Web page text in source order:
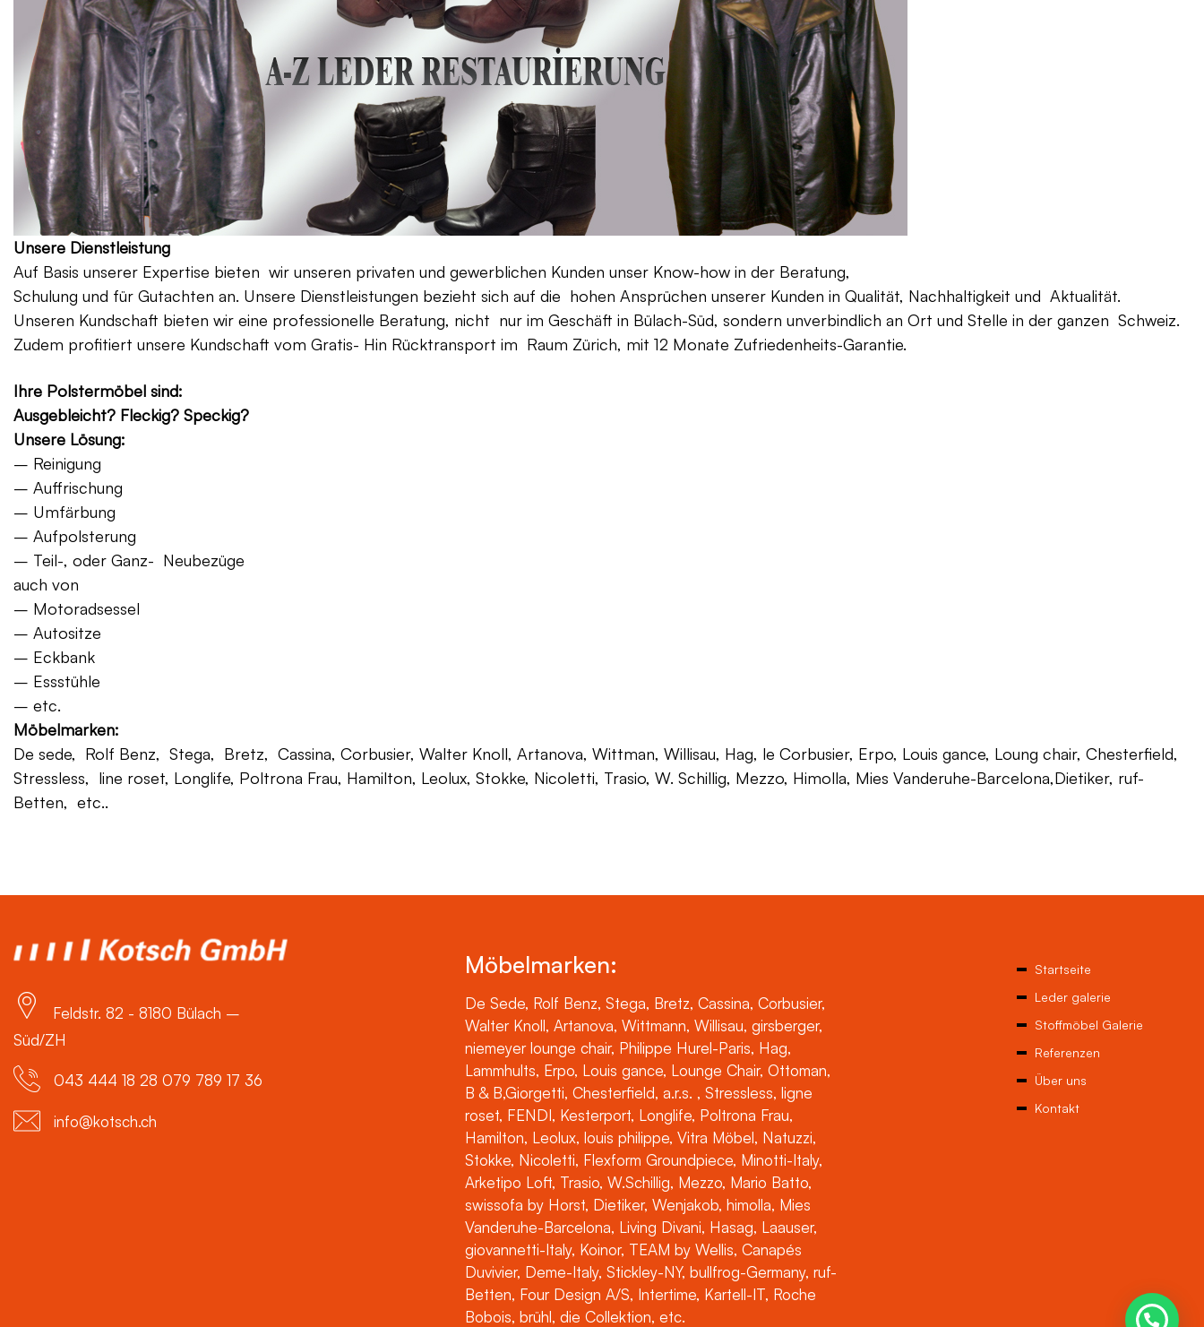
Unsere Dienstleistung
Auf Basis unserer Expertise bieten wir unseren privaten und gewerblichen Kunden unser Know-how in der Beratung,
Schulung und für Gutachten an. Unsere Dienstleistungen bezieht sich auf die hohen Ansprüchen unserer Kunden in Qualität, Nachhaltigkeit und Aktualität.
Unseren Kundschaft bieten wir eine professionelle Beratung, nicht nur im Geschäft in Bülach-Süd, sondern unverbindlich an Ort und Stelle in der ganzen Schweiz.
Zudem profitiert unsere Kundschaft vom Gratis- Hin Rücktransport im Raum Zürich, mit 12 Monate Zufriedenheits-Garantie.
Ihre Polstermöbel sind:
Ausgebleicht? Fleckig? Speckig?
Unsere Lösung:
– Reinigung
– Auffrischung
– Umfärbung
– Aufpolsterung
– Teil-, oder Ganz- Neubezüge
auch von
– Motoradsessel
– Autositze
– Eckbank
– Essstühle
– etc.
Möbelmarken:
De sede, Rolf Benz, Stega, Bretz, Cassina, Corbusier, Walter Knoll, Artanova, Wittman, Willisau, Hag, le Corbusier, Erpo, Louis gance, Loung chair, Chesterfield,
Stressless, line roset, Longlife, Poltrona Frau, Hamilton, Leolux, Stokke, Nicoletti, Trasio, W. Schillig, Mezzo, Himolla, Mies Vanderuhe-Barcelona,Dietiker, ruf-
Betten, etc..
Feldstr. 82 - 8180 Bülach –
Süd/ZH
043 444 18 28 079 789 17 36
info@kotsch.ch
Möbelmarken:
De Sede, Rolf Benz, Stega, Bretz, Cassina, Corbusier,
Walter Knoll, Artanova, Wittmann, Willisau, girsberger,
niemeyer lounge chair, Philippe Hurel-Paris, Hag,
Lammhults, Erpo, Louis gance, Lounge Chair, Ottoman,
B & B,Giorgetti, Chesterfield, a.r.s. , Stressless, ligne
roset, FENDI, Kesterport, Longlife, Poltrona Frau,
Hamilton, Leolux, louis philippe, Vitra Möbel, Natuzzi,
Stokke, Nicoletti, Flexform Groundpiece, Minotti-Italy,
Arketipo Loft, Trasio, W.Schillig, Mezzo, Mario Batto,
swissofa by Horst, Dietiker, Wenjakob, himolla, Mies
Vanderuhe-Barcelona, Living Divani, Hasag, Laauser,
giovannetti-Italy, Koinor, TEAM by Wellis, Canapés
Duvivier, Deme-Italy, Stickley-NY, bullfrog-Germany, ruf-
Betten, Four Design A/S, Intertime, Kartell-IT, Roche
Bobois, brühl, die Collektion, etc.
Startseite
Leder galerie
Stoffmöbel Galerie
Referenzen
Über uns
Kontakt